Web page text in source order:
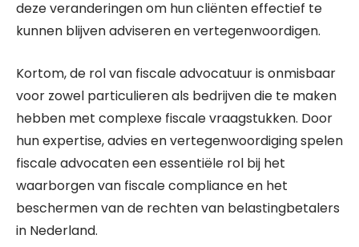
deze veranderingen om hun cliënten effectief te
kunnen blijven adviseren en vertegenwoordigen.
Kortom, de rol van fiscale advocatuur is onmisbaar
voor zowel particulieren als bedrijven die te maken
hebben met complexe fiscale vraagstukken. Door
hun expertise, advies en vertegenwoordiging spelen
fiscale advocaten een essentiële rol bij het
waarborgen van fiscale compliance en het
beschermen van de rechten van belastingbetalers
in Nederland.